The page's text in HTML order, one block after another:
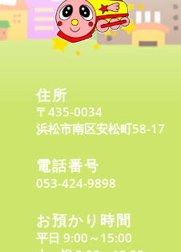
住所
〒435-0034
浜松市南区安松町58-17
電話番号
053-424-9898
お預かり時間
平日 9:00～15:00